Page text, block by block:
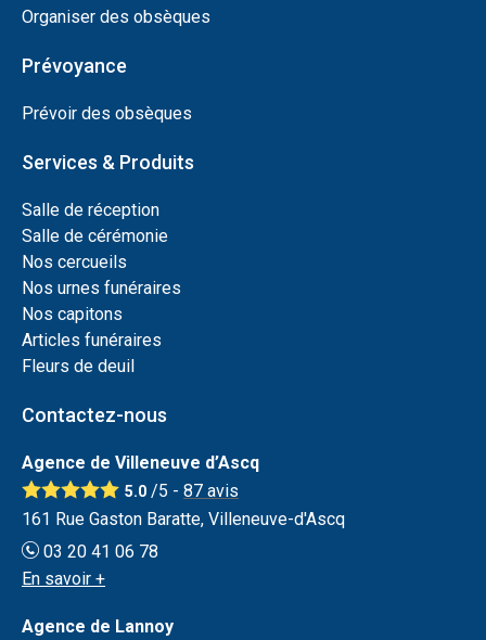
Organiser des obsèques
Prévoyance
Prévoir des obsèques
Services & Produits
Salle de réception
Salle de cérémonie
Nos cercueils
Nos urnes funéraires
Nos capitons
Articles funéraires
Fleurs de deuil
Contactez-nous
Agence de Villeneuve d’Ascq
5.0 /5 - 87 avis
161 Rue Gaston Baratte, Villeneuve-d'Ascq
03 20 41 06 78
En savoir +
Agence de Lannoy